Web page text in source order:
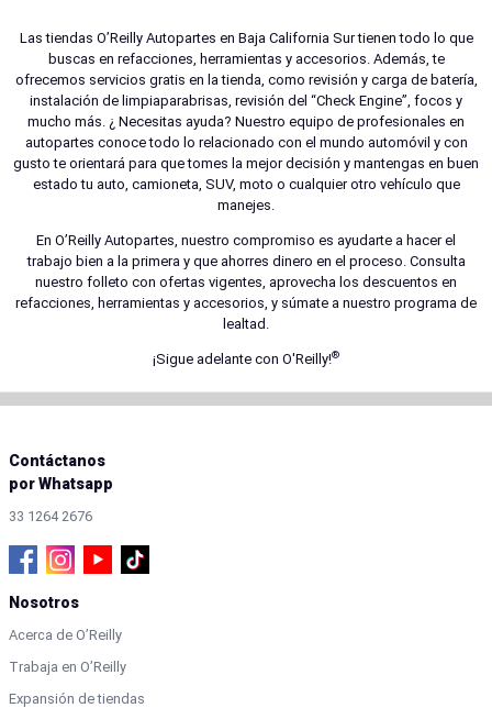
Las tiendas O’Reilly Autopartes en Baja California Sur tienen todo lo que
buscas en refacciones, herramientas y accesorios. Además, te
ofrecemos servicios gratis en la tienda, como revisión y carga de batería,
instalación de limpiaparabrisas, revisión del “Check Engine”, focos y
mucho más. ¿ Necesitas ayuda? Nuestro equipo de profesionales en
autopartes conoce todo lo relacionado con el mundo automóvil y con
gusto te orientará para que tomes la mejor decisión y mantengas en buen
estado tu auto, camioneta, SUV, moto o cualquier otro vehículo que
manejes.
En O’Reilly Autopartes, nuestro compromiso es ayudarte a hacer el
trabajo bien a la primera y que ahorres dinero en el proceso. Consulta
nuestro folleto con ofertas vigentes, aprovecha los descuentos en
refacciones, herramientas y accesorios, y súmate a nuestro programa de
lealtad.
¡Sigue adelante con O'Reilly!®
Contáctanos
por Whatsapp
33 1264 2676
Nosotros
Acerca de O’Reilly
Trabaja en O’Reilly
Expansión de tiendas